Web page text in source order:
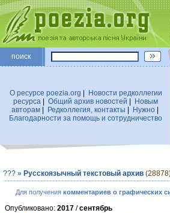
поиск
О ресурсе poezia.org
Новости редколлегии
ресурса
Общий архив новостей
Новым
авторам| Редколлегия, контакты Нужно|
Благодарности за помощь и сотрудничество
??? » Русскоязычный текстовый архив
Для получения комментариев о графических
Опубликовано: 2017 /сентябрь